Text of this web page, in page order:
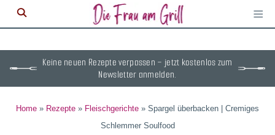
≡
Keine neuen Rezepte verpassen – jetzt kostenlos zum
Newsletter anmelden.
Home » Rezepte » Fleischgerichte » Spargel überbacken | Cremiges
Schlemmer Soulfood